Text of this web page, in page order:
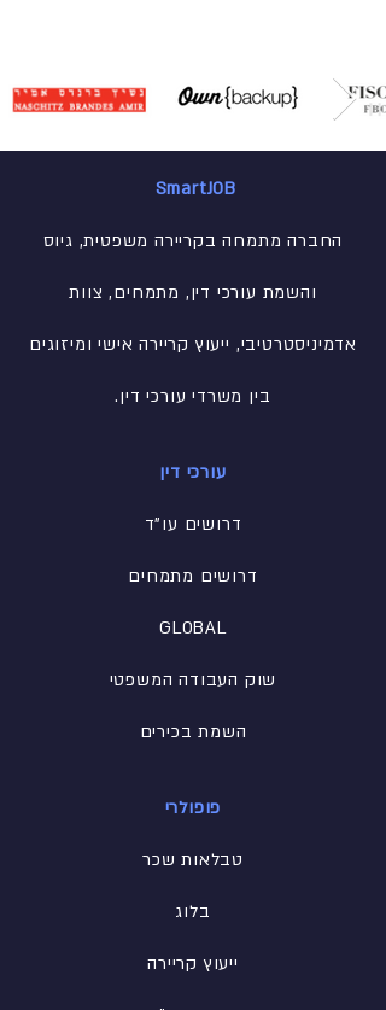
SmartJOB
החברה מתמחה בקריירה משפטית, גיוס
והשמת עורכי דין, מתמחים, צוות
אדמיניסטרטיבי, ייעוץ קריירה אישי ומיזוגים
בין משרדי עורכי דין.
עורכי דין
דרושים עו"ד
דרושים מתמחים
GLOBAL
שוק העבודה המשפטי
השמת בכירים
פופולרי
טבלאות שכר
בלוג
ייעוץ קריירה